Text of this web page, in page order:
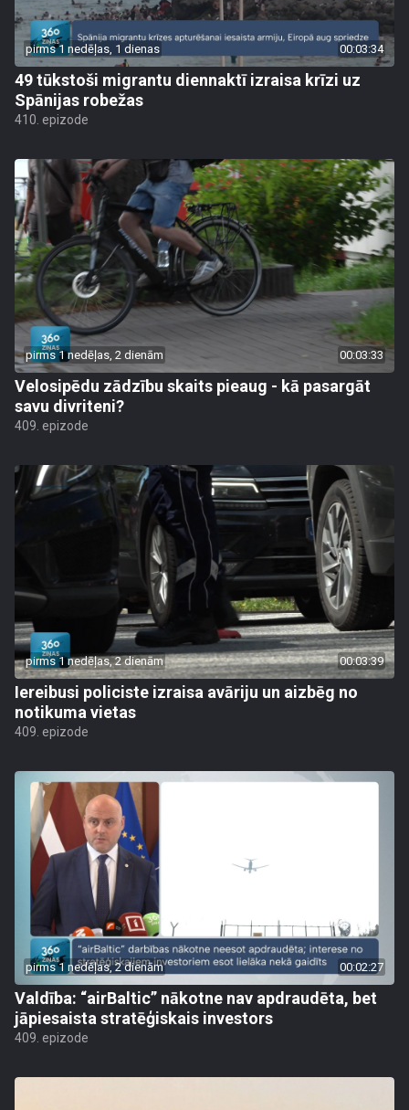
pirms 1 nedēļas, 1 dienas 00:03:34
49 tūkstoši migrantu diennaktī izraisa krīzi uz
Spānijas robežas
410. epizode
pirms 1 nedēļas, 2 dienām 00:03:33
Velosipēdu zādzību skaits pieaug - kā pasargāt
savu divriteni?
409. epizode
pirms 1 nedēļas, 2 dienām 00:03:39
Iereibusi policiste izraisa avāriju un aizbēg no
notikuma vietas
409. epizode
pirms 1 nedēļas, 2 dienām 00:02:27
Valdība: “airBaltic” nākotne nav apdraudēta, bet
jāpiesaista stratēģiskais investors
409. epizode